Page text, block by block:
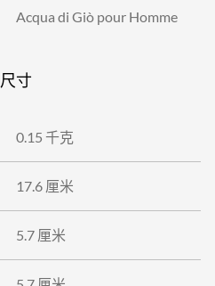
Acqua di Giò pour Homme
尺寸
0.15 千克
17.6 厘米
5.7 厘米